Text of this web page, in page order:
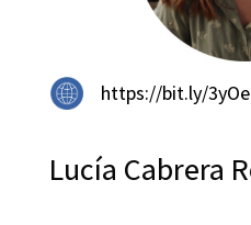
https://bit.ly/
Lucía Cabrera